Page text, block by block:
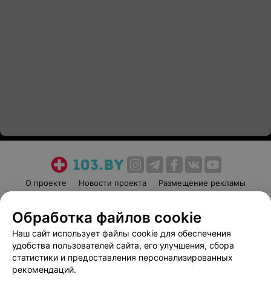
О проекте Новости проекта
Размещение рекламы
Пользовательское соглашение
Способы оплаты
Вакансии
Партнеры
Написать руководителю 103.by
Обработка файлов cookie
Наш сайт использует файлы cookie для обеспечения
удобства пользователей сайта, его улучшения, сбора
статистики и предоставления персонализированных
рекомендаций.